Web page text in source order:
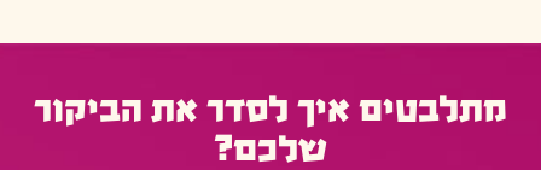
מתלבטים איך לסדר את הביקור
שלכם?